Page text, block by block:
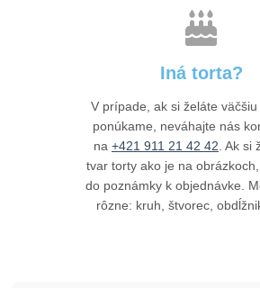
Iná torta?
V prípade, ak si želáte
ponúkame, neváhajte nás
na +421 911 21 42 42 . Ak si
tvar torty ako je na
do poznámky k objednávke.
rôzne: kruh, štvorec,